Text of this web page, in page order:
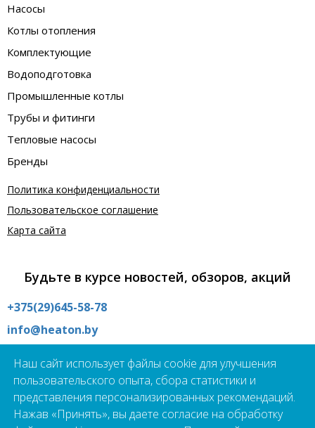
Насосы
Котлы отопления
Комплектующие
Водоподготовка
Промышленные котлы
Трубы и фитинги
Тепловые насосы
Бренды
Политика конфиденциальности
Пользовательское соглашение
Карта сайта
Будьте в курсе новостей, обзоров, акций
+375(29)645-58-78
info@heaton.by
09:00 - 21:00 без выходных
Шоурум:
09:00 - 19:00 пн - пт
г.Минск, ул. Школьная 21А
Наш сайт использует файлы cookie для улучшения
пользовательского опыта, сбора статистики и
представления персонализированных рекомендаций.
Нажав «Принять», вы даете согласие на обработку